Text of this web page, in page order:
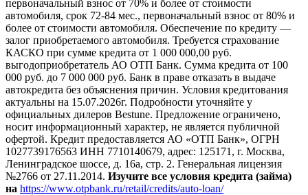
первоначальный взнос от 70% и более от стоимости
автомобиля, срок 72-84 мес., первоначальный взнос от 80% и
более от стоимости автомобиля. Обеспечение по кредиту —
залог приобретаемого автомобиля. Требуется страхование
КАСКО при сумме кредита от 1 000 000,00 руб.
выгодоприобретатель АО ОТП Банк. Сумма кредита от 100
000 руб. до 7 000 000 руб. Банк в праве отказать в выдаче
автокредита без объяснения причин. Условия кредитования
актуальны на 15.07.2026г. Подробности уточняйте у
официальных дилеров Bestune. Предложение ограничено,
носит информационный характер, не является публичной
офертой. Кредит предоставляется АО «ОТП Банк», ОГРН
1027739176563 ИНН 7710140679, адрес: 125171, г. Москва,
Ленинградское шоссе, д. 16а, стр. 2. Генеральная лицензия
№2766 от 27.11.2014. Изучите все условия кредита (займа)
на https://www.otpbank.ru/retail/credits/auto-loan/